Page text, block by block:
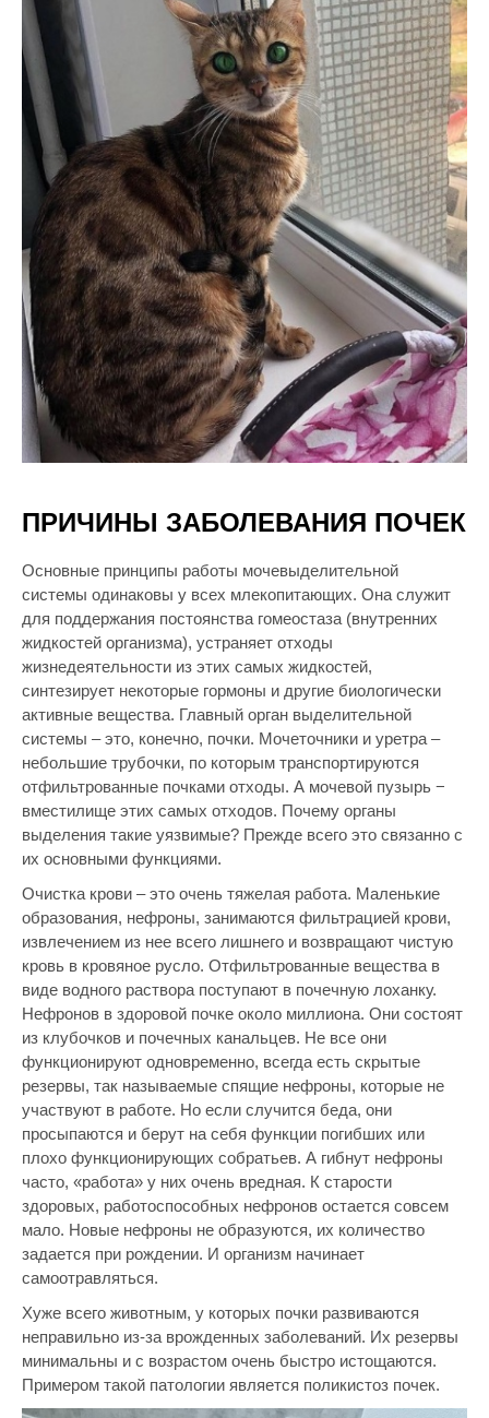
ПРИЧИНЫ ЗАБОЛЕВАНИЯ ПОЧЕК
Основные принципы работы мочевыделительной
системы одинаковы у всех млекопитающих. Она служит
для поддержания постоянства гомеостаза (внутренних
жидкостей организма), устраняет отходы
жизнедеятельности из этих самых жидкостей,
синтезирует некоторые гормоны и другие биологически
активные вещества. Главный орган выделительной
системы – это, конечно, почки. Мочеточники и уретра –
небольшие трубочки, по которым транспортируются
отфильтрованные почками отходы. А мочевой пузырь −
вместилище этих самых отходов. Почему органы
выделения такие уязвимые? Прежде всего это связанно с
их основными функциями.
Очистка крови – это очень тяжелая работа. Маленькие
образования, нефроны, занимаются фильтрацией крови,
извлечением из нее всего лишнего и возвращают чистую
кровь в кровяное русло. Отфильтрованные вещества в
виде водного раствора поступают в почечную лоханку.
Нефронов в здоровой почке около миллиона. Они состоят
из клубочков и почечных канальцев. Не все они
функционируют одновременно, всегда есть скрытые
резервы, так называемые спящие нефроны, которые не
участвуют в работе. Но если случится беда, они
просыпаются и берут на себя функции погибших или
плохо функционирующих собратьев. А гибнут нефроны
часто, «работа» у них очень вредная. К старости
здоровых, работоспособных нефронов остается совсем
мало. Новые нефроны не образуются, их количество
задается при рождении. И организм начинает
самоотравляться.
Хуже всего животным, у которых почки развиваются
неправильно из-за врожденных заболеваний. Их резервы
минимальны и с возрастом очень быстро истощаются.
Примером такой патологии является поликистоз почек.